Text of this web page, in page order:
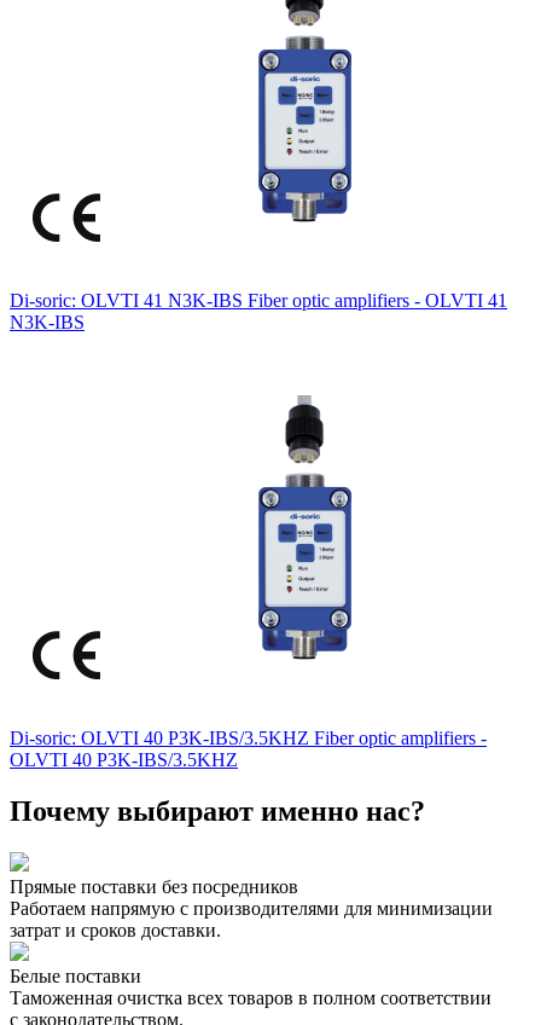
Di-soric: OLVTI 41 N3K-IBS Fiber optic amplifiers - OLVTI 41
N3K-IBS
Di-soric: OLVTI 40 P3K-IBS/3.5KHZ Fiber optic amplifiers -
OLVTI 40 P3K-IBS/3.5KHZ
Почему выбирают именно нас?
Прямые поставки без посредников
Работаем напрямую с производителями для минимизации
затрат и сроков доставки.
Белые поставки
Таможенная очистка всех товаров в полном соответствии
с законодательством.